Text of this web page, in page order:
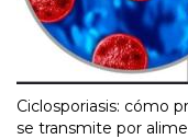
Ciclosporiasis: cómo
se transmite por